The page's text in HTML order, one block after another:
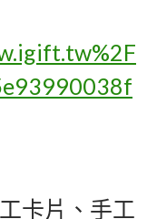
卡片、手工